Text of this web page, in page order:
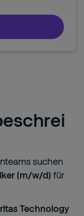
suchen
(m/w/d) für
Technology